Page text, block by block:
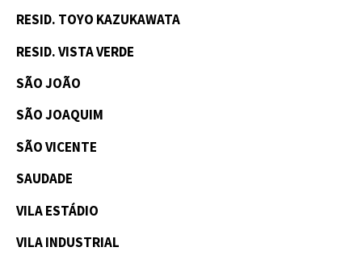
RESID. TOYO KAZUKAWATA
RESID. VISTA VERDE
SÃO JOÃO
SÃO JOAQUIM
SÃO VICENTE
SAUDADE
VILA ESTÁDIO
VILA INDUSTRIAL